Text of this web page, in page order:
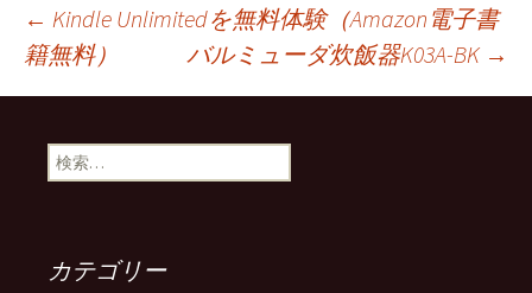
投
稿
ナ
ビ
← Kindle Unlimitedを無料体験（Amazon電子書
籍無料）
バルミューダ炊飯器K03A-BK →
検
索:
カテゴリー